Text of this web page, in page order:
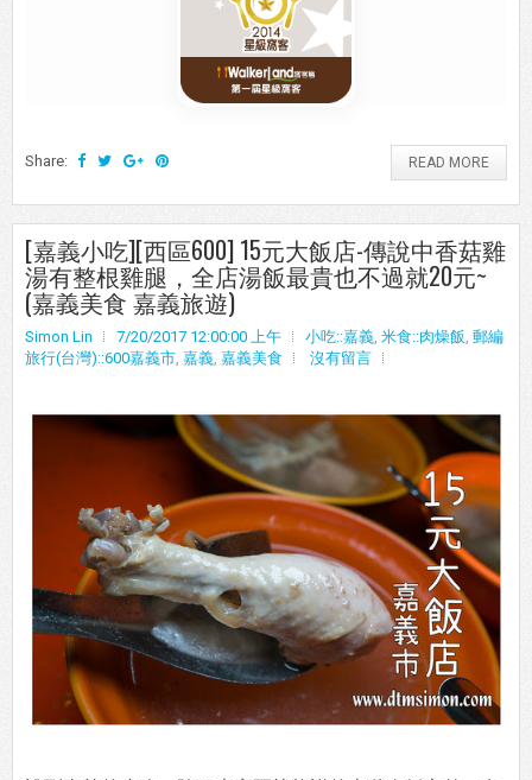
Share: READ MORE
[嘉義小吃][西區600] 15元大飯店-傳說中香菇雞
湯有整根雞腿，全店湯飯最貴也不過就20元~
(嘉義美食 嘉義旅遊)
Simon Lin 7/20/2017 12:00:00 上午 小吃::嘉義, 米食::肉燥飯, 郵編
旅行(台灣)::600嘉義市, 嘉義, 嘉義美食 沒有留言